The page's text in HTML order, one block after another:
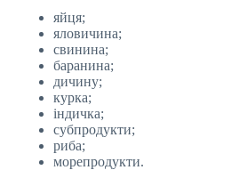
яйця;
яловичина;
свинина;
баранина;
дичину;
курка;
індичка;
субпродукти;
риба;
морепродукти.